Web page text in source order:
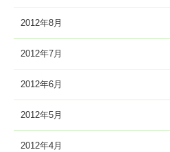
2012年8月
2012年7月
2012年6月
2012年5月
2012年4月